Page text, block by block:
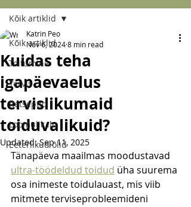
Kõik artiklid
Toitumine
Tervis
Retseptid
Loomulik ilu
Eeterlikud õlid
Kõik artiklid
Kuidas teha
igapäevaelus
tervislikumaid
toiduvalikuid?
Katrin Peo
Nov 6, 20248 min read
Updated:Sep 11, 2025
Tänapäeva maailmas moodustavad
ultra-töödeldud toidud üha suurema
osa inimeste toidulauast, mis viib
mitmete terviseprobleemideni